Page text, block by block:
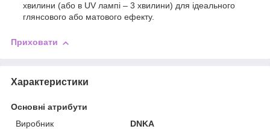
хвилини (або в UV лампі – 3 хвилини) для ідеального
глянсового або матового ефекту.
Приховати
Характеристики
Основні атрибути
Виробник
DNKA